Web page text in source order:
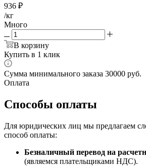
936 ₽
/кг
Много
В корзину
Купить в 1 клик
Сумма минимального заказа 30000 руб.
Оплата
Способы оплаты
Для юридических лиц мы предлагаем
способ оплаты:
Безналичный перевод на
(являемся плательщиками НДС).